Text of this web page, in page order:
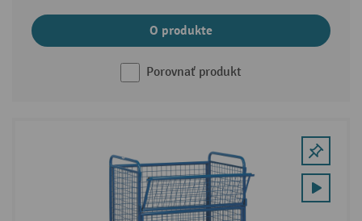
O produkte
Porovnať produkt